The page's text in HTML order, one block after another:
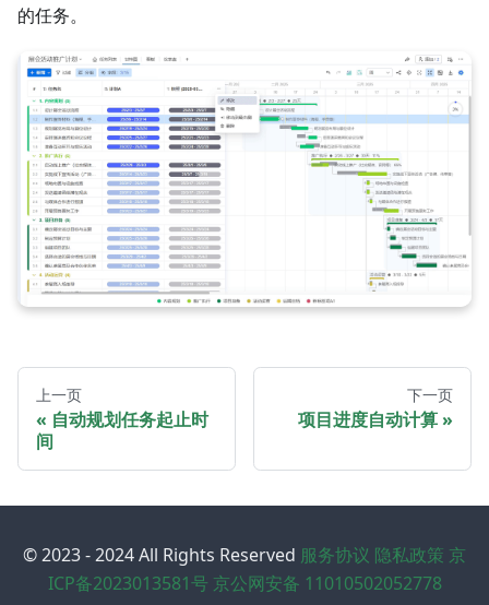
的任务。
上一页
自动规划任务起止时
间
下一页
项目进度自动计算
© 2023 - 2024 All Rights Reserved 服务协议 隐私政策 京
ICP备2023013581号 京公网安备 11010502052778